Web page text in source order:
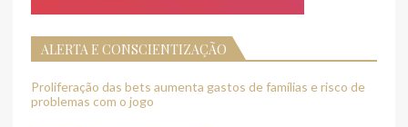
ALERTA E CONSCIENTIZAÇÃO
Proliferação das bets aumenta gastos de famílias e risco de
problemas com o jogo